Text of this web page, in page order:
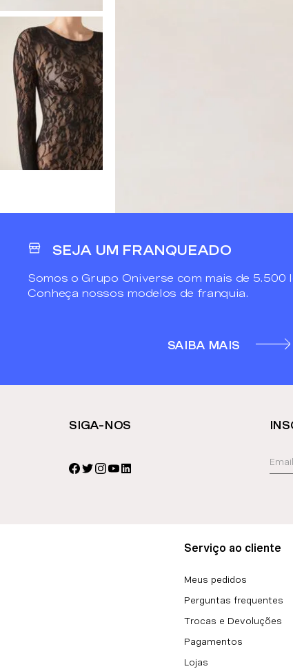
SEJA UM FRANQUEADO
Somos o Grupo Oniverse com mais de 5.500
Conheça nossos modelos de franquia.
SAIBA MAIS
SIGA-NOS
Serviço ao cliente
Meus pedidos
Perguntas frequentes
Trocas e Devoluções
Pagamentos
Lojas